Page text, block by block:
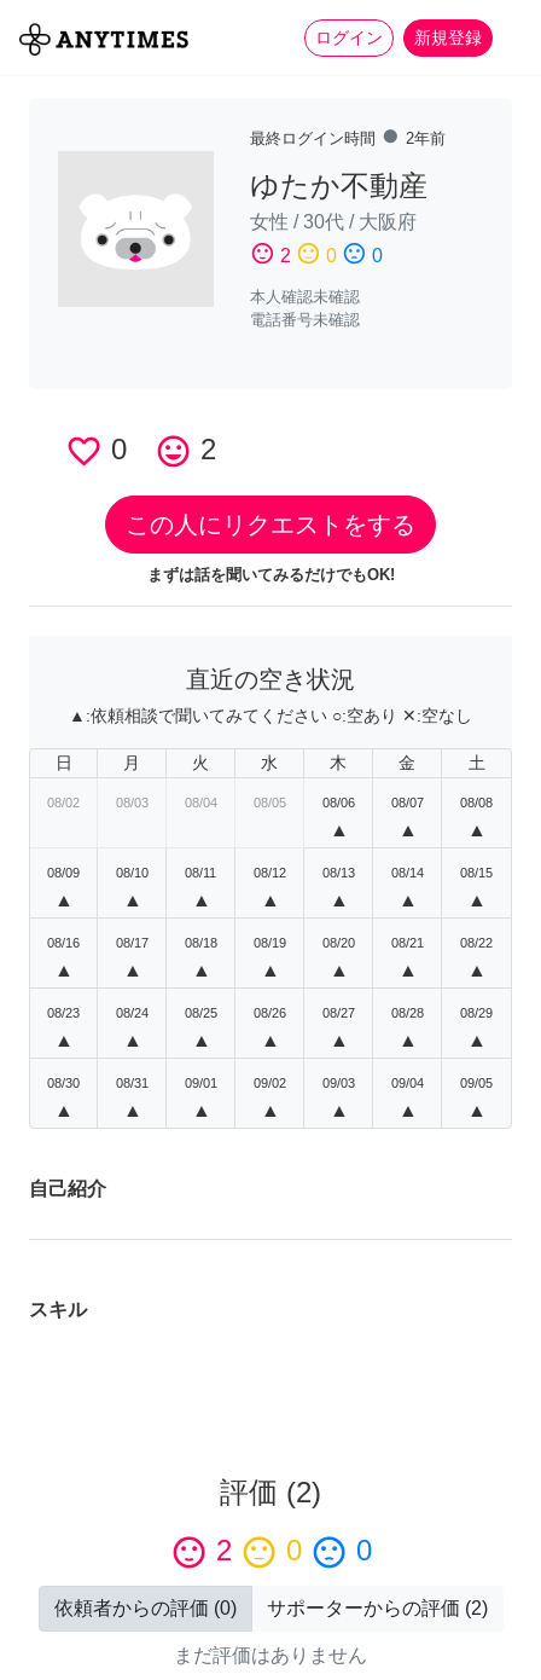
ログイン 新規登録
全て 家事 more_horiz
最終ログイン時間 fiber_manual_record 2年前
ゆたか不動産
女性 /30代 / 大阪府
sentiment_satisfied 2 sentiment_neutral 0 sentiment_dissatisfied 0
本人確認未確認
電話番号未確認
favorite_border 0 tag_faces 2
この人にリクエストをする
まずは話を聞いてみるだけでもOK!
直近の空き状況
▲:依頼相談で聞いてみてください ○:空あり ✕:空なし
日 月 火 水 木 金 土
08/02 08/03 08/04 08/05 08/06
▲
08/07
▲
08/08
▲
08/09
▲
08/10
▲
08/11
▲
08/12
▲
08/13
▲
08/14
▲
08/15
▲
08/16
▲
08/17
▲
08/18
▲
08/19
▲
08/20
▲
08/21
▲
08/22
▲
08/23
▲
08/24
▲
08/25
▲
08/26
▲
08/27
▲
08/28
▲
08/29
▲
08/30
▲
08/31
▲
09/01
▲
09/02
▲
09/03
▲
09/04
▲
09/05
▲
自己紹介
スキル
評価 (2)
sentiment_satisfied 2 sentiment_neutral 0 sentiment_dissatisfied 0
依頼者からの評価 (0) サポーターからの評価 (2)
まだ評価はありません